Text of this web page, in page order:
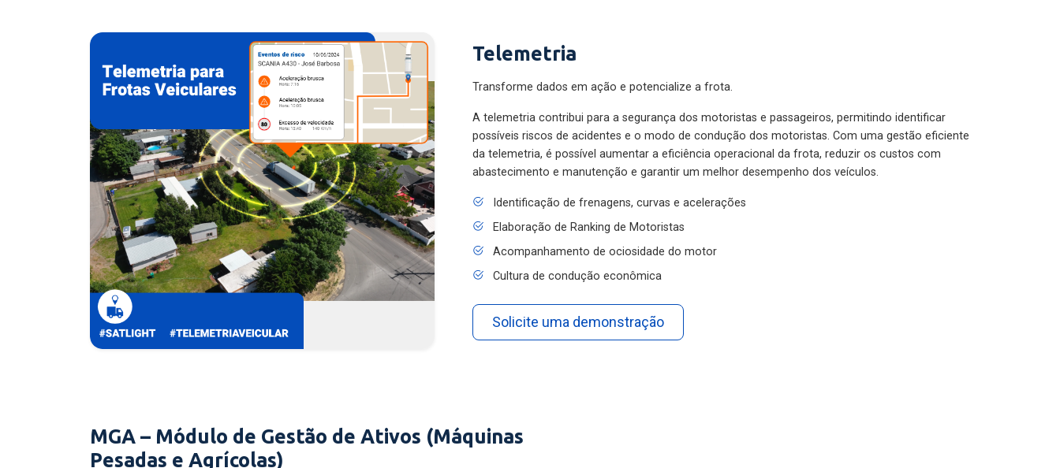
Telemetria
Transforme dados em ação e potencialize a frota.
A telemetria contribui para a segurança dos motoristas e passageiros, permitindo identificar
possíveis riscos de acidentes e o modo de condução dos motoristas. Com uma gestão eficiente
da telemetria, é possível aumentar a eficiência operacional da frota, reduzir os custos com
abastecimento e manutenção e garantir um melhor desempenho dos veículos.
Identificação de frenagens, curvas e acelerações
Elaboração de Ranking de Motoristas
Acompanhamento de ociosidade do motor
Cultura de condução econômica
Solicite uma demonstração
MGA – Módulo de Gestão de Ativos (Máquinas
Pesadas e Agrícolas)